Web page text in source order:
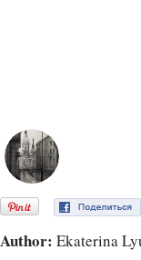
Author: Ekaterina